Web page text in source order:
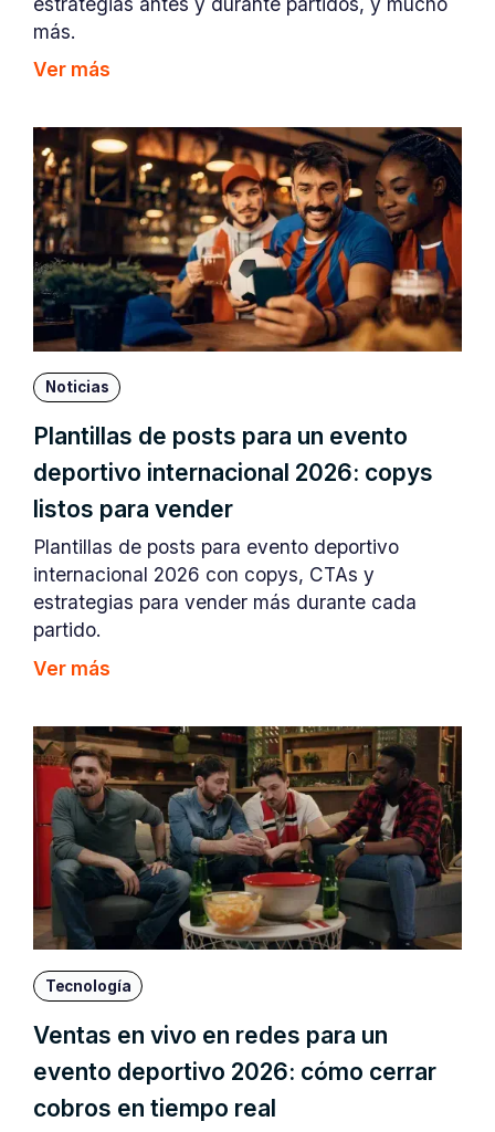
más.
Ver más
Noticias
Plantillas de posts para un evento
deportivo internacional 2026: copys
listos para vender
Plantillas de posts para evento deportivo
internacional 2026 con copys, CTAs y
estrategias para vender más durante cada
partido.
Ver más
Tecnología
Ventas en vivo en redes para un
evento deportivo 2026: cómo cerrar
cobros en tiempo real